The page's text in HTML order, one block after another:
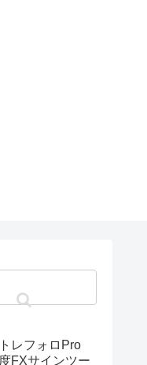
レフォロPro
FXサインツー